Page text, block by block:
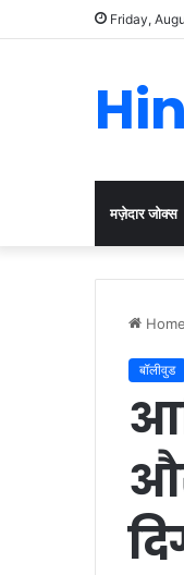
Friday,
मज़ेदार जोक्स
Home
बॉलीवुड